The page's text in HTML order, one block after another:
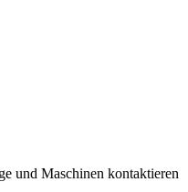
und Maschinen kontaktieren